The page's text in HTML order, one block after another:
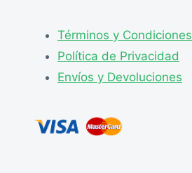
Términos y Condiciones
Política de Privacidad
Envíos y Devoluciones